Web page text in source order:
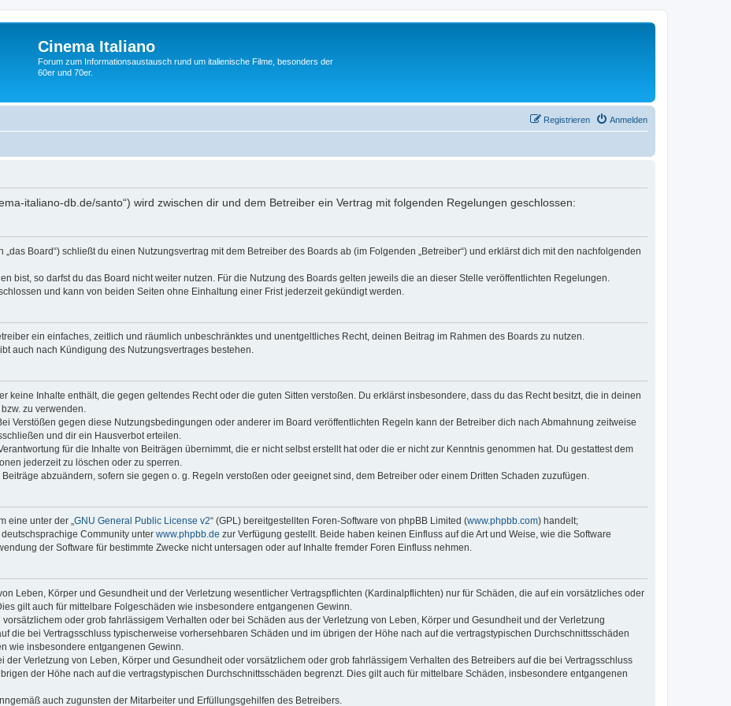
Cinema Italiano
Forum zum Informationsaustausch rund um italienische Filme, besonders der
60er und 70er.
Anmelden
Registrieren
italiano-db.de/santo“) wird zwischen dir und dem Betreiber ein Vertrag mit folgenden Regelungen geschlossen:
„das Board“) schließt du einen Nutzungsvertrag mit dem Betreiber des Boards ab (im Folgenden „Betreiber“) und erklärst dich mit den nachfolgenden
bist, so darfst du das Board nicht weiter nutzen. Für die Nutzung des Boards gelten jeweils die an dieser Stelle veröffentlichten Regelungen.
und kann von beiden Seiten ohne Einhaltung einer Frist jederzeit gekündigt werden.
ein einfaches, zeitlich und räumlich unbeschränktes und unentgeltliches Recht, deinen Beitrag im Rahmen des Boards zu nutzen.
auch nach Kündigung des Nutzungsvertrages bestehen.
keine Inhalte enthält, die gegen geltendes Recht oder die guten Sitten verstoßen. Du erklärst insbesondere, dass du das Recht besitzt, die in deinen
zu verwenden.
Verstößen gegen diese Nutzungsbedingungen oder anderer im Board veröffentlichten Regeln kann der Betreiber dich nach Abmahnung zeitweise
und dir ein Hausverbot erteilen.
für die Inhalte von Beiträgen übernimmt, die er nicht selbst erstellt hat oder die er nicht zur Kenntnis genommen hat. Du gestattest dem
jederzeit zu löschen oder zu sperren.
abzuändern, sofern sie gegen o. g. Regeln verstoßen oder geeignet sind, dem Betreiber oder einem Dritten Schaden zuzufügen.
eine unter der „GNU General Public License v2“ (GPL) bereitgestellten Foren-Software von phpBB Limited (www.phpbb.com) handelt;
Community unter www.phpbb.de zur Verfügung gestellt. Beide haben keinen Einfluss auf die Art und Weise, wie die Software
der Software für bestimmte Zwecke nicht untersagen oder auf Inhalte fremder Foren Einfluss nehmen.
Leben, Körper und Gesundheit und der Verletzung wesentlicher Vertragspflichten (Kardinalpflichten) nur für Schäden, die auf ein vorsätzliches oder
gilt auch für mittelbare Folgeschäden wie insbesondere entgangenen Gewinn.
oder grob fahrlässigem Verhalten oder bei Schäden aus der Verletzung von Leben, Körper und Gesundheit und der Verletzung
die bei Vertragsschluss typischerweise vorhersehbaren Schäden und im übrigen der Höhe nach auf die vertragstypischen Durchschnittsschäden
wie insbesondere entgangenen Gewinn.
Verletzung von Leben, Körper und Gesundheit oder vorsätzlichem oder grob fahrlässigem Verhalten des Betreibers auf die bei Vertragsschluss
der Höhe nach auf die vertragstypischen Durchschnittsschäden begrenzt. Dies gilt auch für mittelbare Schäden, insbesondere entgangenen
auch zugunsten der Mitarbeiter und Erfüllungsgehilfen des Betreibers.